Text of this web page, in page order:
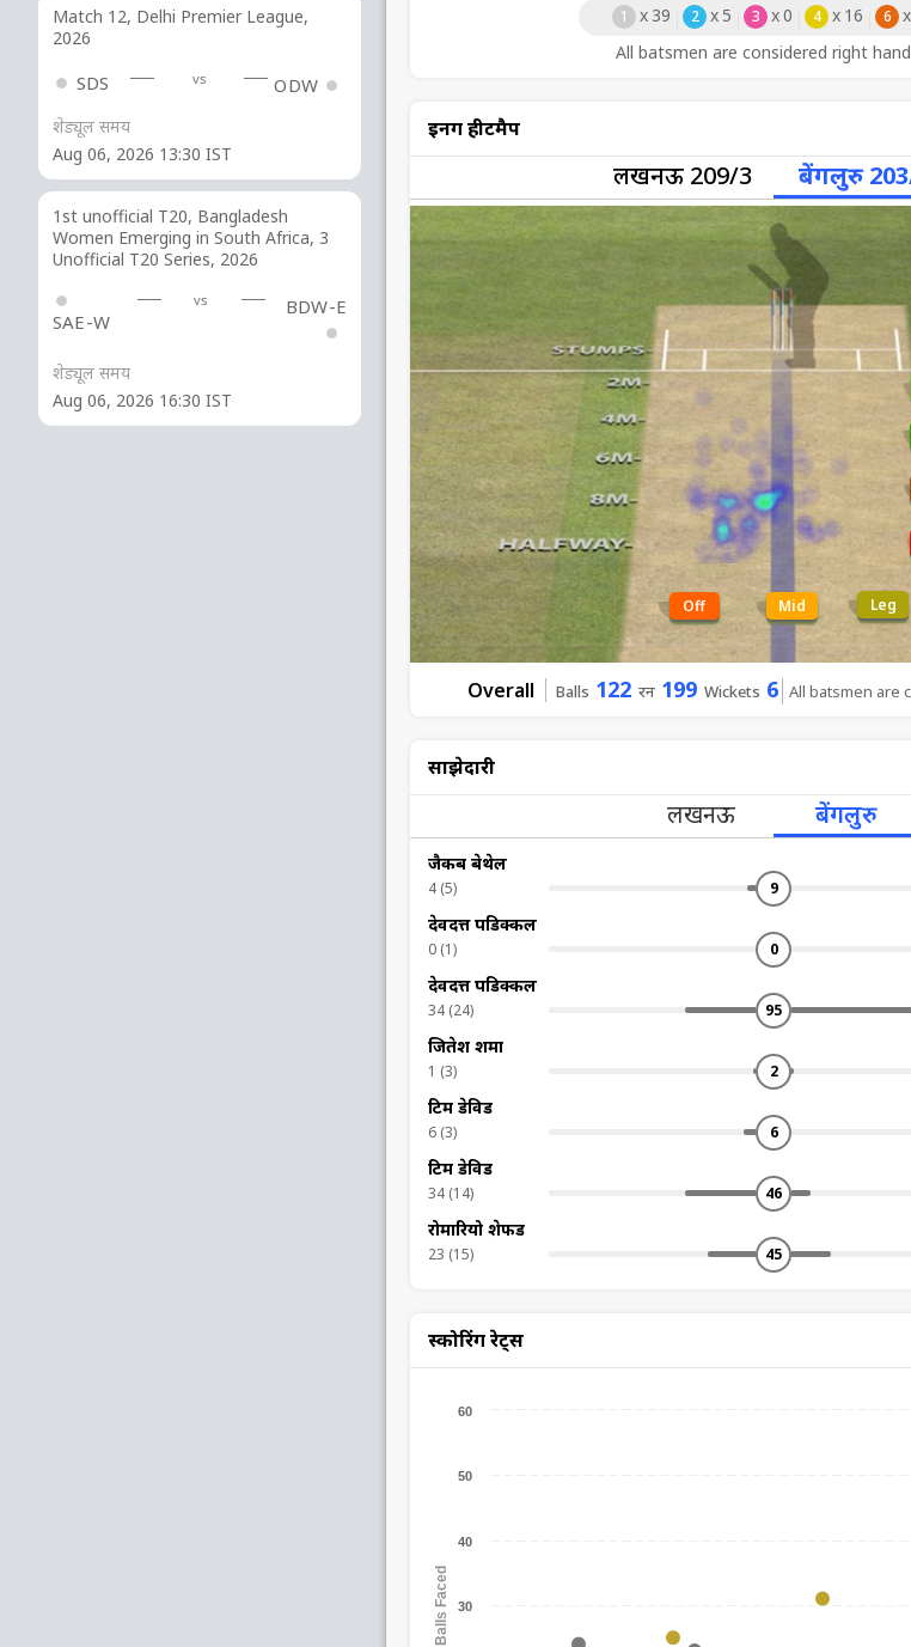
Match 12, Delhi Premier League,
2026
SDS vs ODW
शेड्यूल समय
Aug 06, 2026 13:30 IST
1st unofficial T20, Bangladesh
Women Emerging in South Africa, 3
Unofficial T20 Series, 2026
SAE-W
vs BDW-E
शेड्यूल समय
Aug 06, 2026 16:30 IST
All batsmen are considered right
1 x 39 2 x5 3 x0 4 x 16 6 x
इनिंग हीटमैप
लखनऊ 209/3 बेंगलुरु
Off Mid Leg
Overall Balls 122 रन 199 Wickets 6 All batsmen are
साझेदारी
लखनऊ बेंगलुरु
जैकब बेथेल
4 (5) 9
देवदत्त पडिक्कल
0 (1) 0
देवदत्त पडिक्कल
34 (24) 95
जितेश शर्मा
1 (3) 2
टिम डेविड
6 (3) 6
टिम डेविड
34 (14) 46
रोमारियो शेफर्ड
23 (15) 45
स्कोरिंग रेट्स
Balls Faced 30
40
50
60